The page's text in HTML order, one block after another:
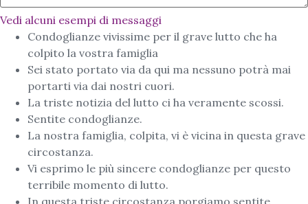
Vedi alcuni esempi di messaggi
Condoglianze vivissime per il grave lutto che ha
colpito la vostra famiglia
Sei stato portato via da qui ma nessuno potrà mai
portarti via dai nostri cuori.
La triste notizia del lutto ci ha veramente scossi.
Sentite condoglianze.
La nostra famiglia, colpita, vi è vicina in questa grave
circostanza.
Vi esprimo le più sincere condoglianze per questo
terribile momento di lutto.
In questa triste circostanza porgiamo sentite